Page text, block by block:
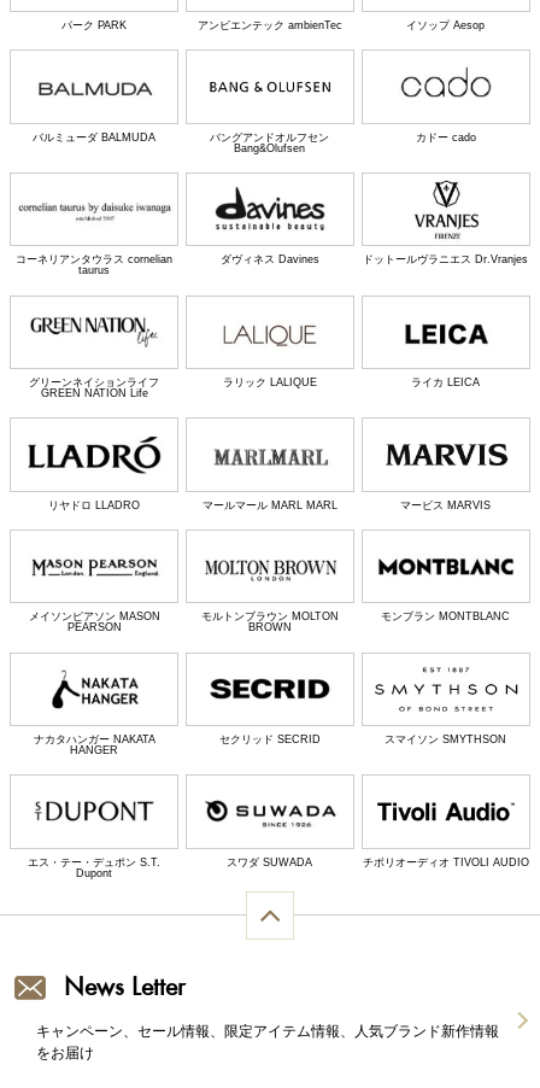
パーク PARK アンビエンテック ambienTec イソップ Aesop
バルミューダ BALMUDA
バングアンドオルフセン
Bang&Olufsen
カドー cado
コーネリアンタウラス cornelian
taurus
ダヴィネス Davines ドットールヴラニエス Dr.Vranjes
グリーンネイションライフ
GREEN NATION Life
ラリック LALIQUE ライカ LEICA
リヤドロ LLADRO マールマール MARL MARL マービス MARVIS
メイソンピアソン MASON
PEARSON
モルトンブラウン MOLTON
BROWN
モンブラン MONTBLANC
ナカタハンガー NAKATA
HANGER
セクリッド SECRID スマイソン SMYTHSON
エス・テー・デュポン S.T.
Dupont
スワダ SUWADA チボリオーディオ TIVOLI AUDIO
News Letter
キャンペーン、セール情報、限定アイテム情報、人気ブランド新作情報
をお届け